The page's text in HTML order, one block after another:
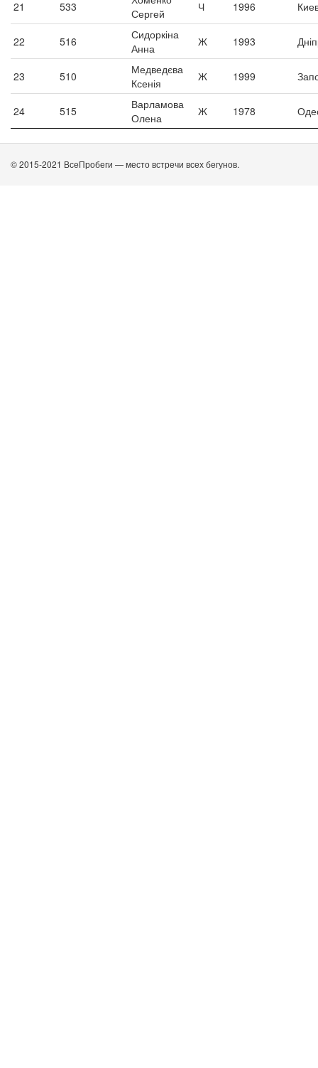
21 533
Сергей
Ч 1996
22 516
Сидоркіна
Анна
Ж 1993
23 510
Медведєва
Ксенія
Ж 1999
24 515
Варламова
Олена
Ж 1978
© 2015-2021 ВсеПробеги — место встречи всех бегунов.